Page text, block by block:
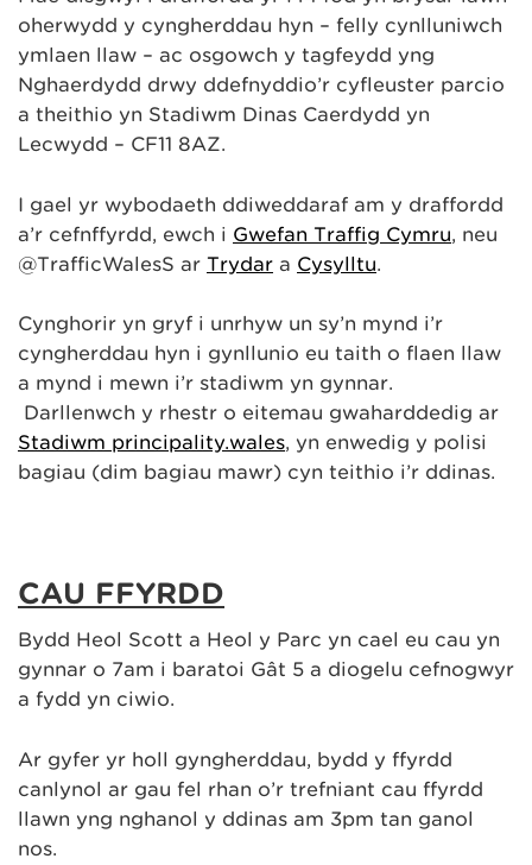
oherwydd y cyngherddau hyn – felly cynlluniwch
ymlaen llaw – ac osgowch y tagfeydd yng
Nghaerdydd drwy ddefnyddio’r cyfleuster parcio
a theithio yn Stadiwm Dinas Caerdydd yn
Lecwydd – CF11 8AZ.
I gael yr wybodaeth ddiweddaraf am y draffordd
a’r cefnffyrdd, ewch i Gwefan Traffig Cymru, neu
@TrafficWalesS ar Trydar a Cysylltu.
Cynghorir yn gryf i unrhyw un sy’n mynd i’r
cyngherddau hyn i gynllunio eu taith o flaen llaw
a mynd i mewn i’r stadiwm yn gynnar.
Darllenwch y rhestr o eitemau gwaharddedig ar
Stadiwm principality.wales, yn enwedig y polisi
bagiau (dim bagiau mawr) cyn teithio i’r ddinas.
CAU FFYRDD
Bydd Heol Scott a Heol y Parc yn cael eu cau yn
gynnar o 7am i baratoi Gât 5 a diogelu cefnogwyr
a fydd yn ciwio.
Ar gyfer yr holl gyngherddau, bydd y ffyrdd
canlynol ar gau fel rhan o’r trefniant cau ffyrdd
llawn yng nghanol y ddinas am 3pm tan ganol
nos.